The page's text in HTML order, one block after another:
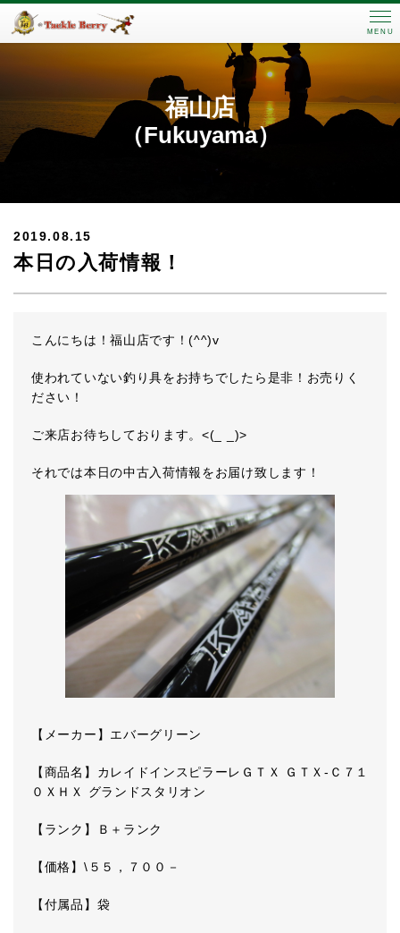
MENU
福山店
（Fukuyama）
2019.08.15
本日の入荷情報！
こんにちは！福山店です！(^^)v
使われていない釣り具をお持ちでしたら是非！お売りく
ださい！
ご来店お待ちしております。<(_ _)>
それでは本日の中古入荷情報をお届け致します！
【メーカー】エバーグリーン
【商品名】カレイドインスピラーレＧＴＸ ＧＴＸ-Ｃ７１
０ＸＨＸ グランドスタリオン
【ランク】Ｂ＋ランク
【価格】\５５，７００－
【付属品】袋